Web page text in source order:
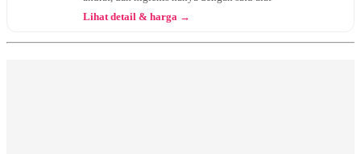
Lihat detail & harga →